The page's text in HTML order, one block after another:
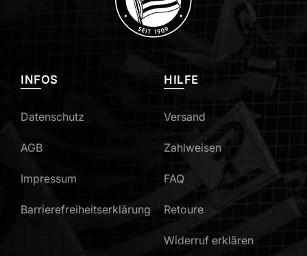
INFOS
Datenschutz
AGB
Impressum
Barrierefreiheitserklärung
HILFE
Versand
Zahlweisen
FAQ
Retoure
Widerruf erklären